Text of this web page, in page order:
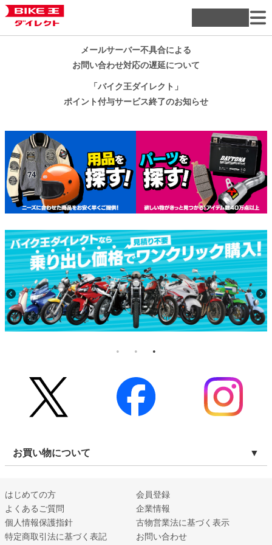
メールサーバー不具合による
お問い合わせ対応の遅延について
「バイク王ダイレクト」
ポイント付与サービス終了のお知らせ
お買い物について
はじめての方
会員登録
よくあるご質問
企業情報
個人情報保護指針
古物営業法に基づく表示
特定商取引法に基づく表記
お問い合わせ